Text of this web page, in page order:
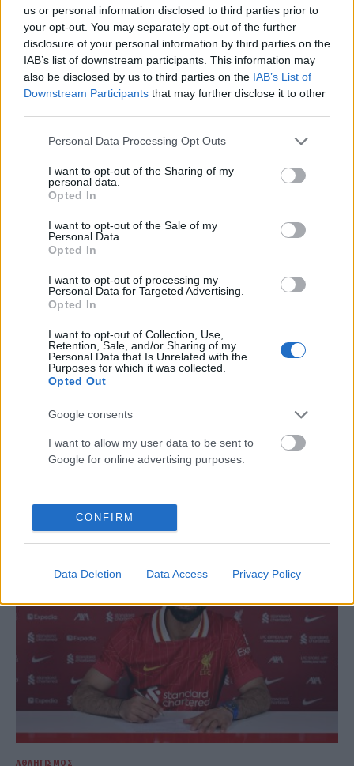
us or personal information disclosed to third parties prior to
your opt-out. You may separately opt-out of the further
disclosure of your personal information by third parties on the
IAB’s list of downstream participants. This information may
also be disclosed by us to third parties on the IAB’s List of
Downstream Participants that may further disclose it to other
Please note that this website/app uses one or more Google
not limited to your visit or usage behaviour. You may click to
grant or deny consent to Google and its third-party tags to
use your data for below specified purposes in below Google
consent section.
Personal Data Processing Opt Outs
I want to opt-out of the Sharing of my
personal data.
Opted In
I want to opt-out of the Sale of my
Personal Data.
Opted In
I want to opt-out of processing my
Personal Data for Targeted Advertising.
Opted In
I want to opt-out of Collection, Use,
Retention, Sale, and/or Sharing of my
Personal Data that Is Unrelated with the
Purposes for which it was collected.
Opted Out
Google consents
I want to allow my user data to be sent to
Google for online advertising purposes.
CONFIRM
Data Deletion Data Access Privacy Policy
Παγκόσμιο Κ20: Πέμπτος ο Αλιβιζάτος στο ύψος,
ένατος ο Κουλούρης,11ος ο Κοσμόπουλος και 12ος ο
Μαγουλιώτης
ΑΘΛΗΤΙΣΜΌΣ
ΑΝΑΡΤΗΘΗΚΕ ΑΠΟΕΛΕΑΝΑ ΖΑΜΠΑΡΑ
ΑΘΛΗΤΙΣΜΌΣ